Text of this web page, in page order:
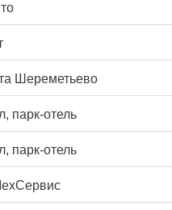
Шереметьево
парк-отель
парк-отель